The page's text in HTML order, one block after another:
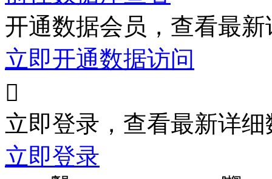
开通数据会员，查看最
立即开通数据访问

立即登录，查看最新详细
立即登录